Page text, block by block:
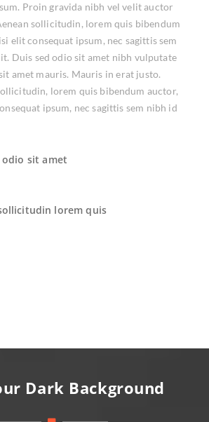
Proin gravida nibh vel velit auctor
sollicitudin, lorem quis bibendum
elit consequat ipsum, nec sagittis sem
Duis sed odio sit amet nibh vulputate
amet mauris. Mauris in erat justo.
lorem quis bibendum auctor,
ipsum, nec sagittis sem nibh id
odio sit amet
lorem quis
Dark Background